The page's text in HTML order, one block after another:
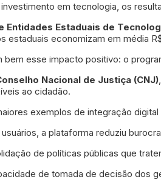
em tecnologia, os
Estaduais de
estaduais economizam em média
bem esse impacto positivo: o
Nacional de Justiça (CNJ)
ao cidadão.
exemplos de integração
a plataforma reduziu
de políticas públicas que
de tomada de decisão dos